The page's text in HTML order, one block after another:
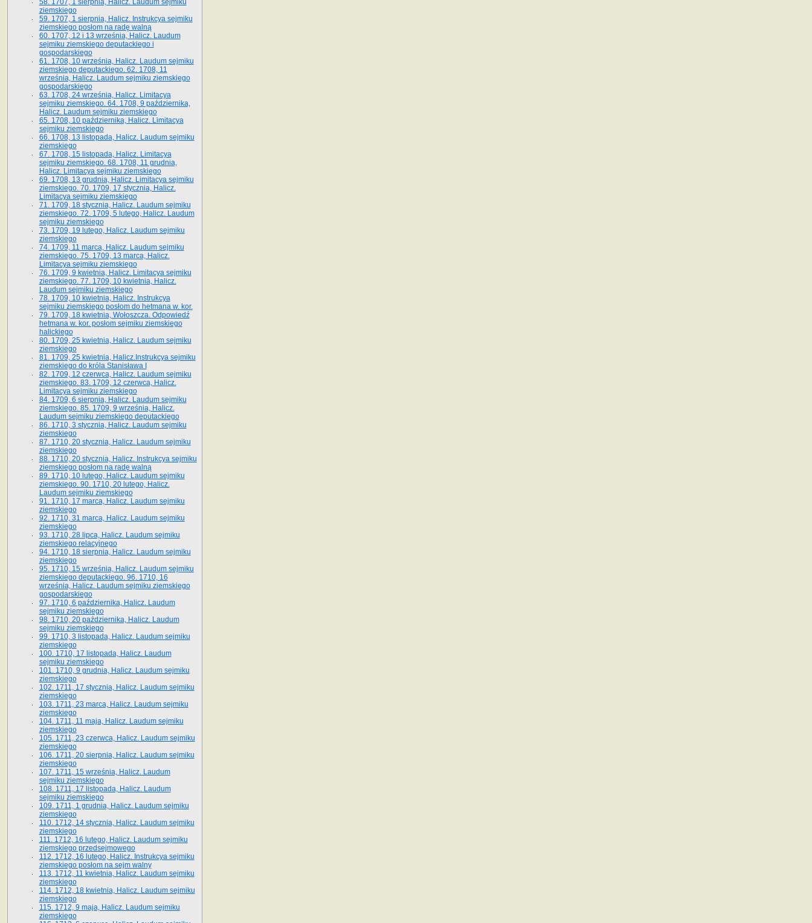
58. 1707, 1 sierpnia, Halicz. Laudum sejmiku
ziemskiego
59. 1707, 1 sierpnia, Halicz. Instrukcya sejmiku
ziemskiego posłom na radę walną
60. 1707, 12 i 13 września, Halicz. Laudum
sejmiku ziemskiego deputackiego i
gospodarskiego
61. 1708, 10 września, Halicz. Laudum sejmiku
ziemskiego deputackiego. 62. 1708, 11
września, Halicz. Laudum sejmiku ziemskiego
gospodarskiego
63. 1708, 24 września, Halicz. Limitacya
sejmiku ziemskiego. 64. 1708, 9 października,
Halicz. Laudum sejmiku ziemskiego
65­. 1708, 10 października, Halicz. Limitacya
sejmiku ziemskiego
66. 1708, 13 listopada, Halicz. Laudum sejmiku
ziemskiego
67. 1708, 15 listopada, Halicz. Limitacya
sejmiku ziemskiego. 68. 1708, 11 grudnia,
Halicz. Limitacya sejmiku ziemskiego
69. 1708, 13 grudnia, Halicz. Limitacya sejmiku
ziemskiego. 70. 1709, 17 stycznia, Halicz.
Limitacya sejmiku ziemskiego
71. 1709, 18 stycznia, Halicz. Laudum sejmiku
ziemskiego. 72. 1709, 5 lutego, Halicz. Laudum
sejmiku ziemskiego
73. 1709, 19 lutego, Halicz. Laudum sejmiku
ziemskiego
74. 1709, 11 marca, Halicz. Laudum sejmiku
ziemskiego. 75. 1709, 13 marca, Halicz.
Limitacya sejmiku ziemskiego
76. 1709, 9 kwietnia, Halicz. Limitacya sejmiku
ziemskiego. 77. 1709, 10 kwietnia, Halicz.
Laudum sejmiku ziemskiego
78. 1709, 10 kwietnia, Halicz. Instrukcya
sejmiku ziemskiego posłom do hetmana w. kor.
79. 1709, 18 kwietnia, Wołoszcza. Odpowiedź
hetmana w. kor. posłom sejmiku ziemskiego
halickiego
80. 1709, 25 kwietnia, Halicz. Laudum sejmiku
ziemskiego
81. 1709, 25 kwietnia, Halicz.Instrukcya sejmiku
ziemskiego do króla Stanisława I
82. 1709, 12 czerwca, Halicz. Laudum sejmiku
ziemskiego. 83. 1709, 12 czerwca, Halicz.
Limitacya sejmiku ziemskiego
84. 1709, 6 sierpnia, Halicz. Laudum sejmiku
ziemskiego. 85. 1709, 9 września, Halicz.
Laudum sejmiku ziemskiego deputackiego
86. 1710, 3 stycznia, Halicz. Laudum sejmiku
ziemskiego
87. 1710, 20 stycznia, Halicz. Laudum sejmiku
ziemskiego
88. 1710, 20 stycznia, Halicz. Instrukcya sejmiku
ziemskiego posłom na radę walną
89. 1710, 10 lutego, Halicz. Laudum sejmiku
ziemskiego. 90. 1710, 20 lutego, Halicz.
Laudum sejmiku ziemskiego
91. 1710, 17 marca, Halicz. Laudum sejmiku
ziemskiego
92. 1710, 31 marca, Halicz. Laudum sejmiku
ziemskiego
93. 1710, 28 lipca, Halicz. Laudum sejmiku
ziemskiego relacyjnego
94. 1710, 18 sierpnia, Halicz. Laudum sejmiku
ziemskiego
95. 1710, 15 września, Halicz. Laudum sejmiku
ziemskiego deputackiego. 96. 1710, 16
września, Halicz. Laudum sejmiku ziemskiego
gospodarskiego
97. 1710, 6 października, Halicz. Laudum
sejmiku ziemskiego
98. 1710, 20 października, Halicz. Laudum
sejmiku ziemskiego
99. 1710, 3 listopada, Halicz. Laudum sejmiku
ziemskiego
100. 1710, 17 listopada, Halicz. Laudum
sejmiku ziemskiego
101. 1710, 9 grudnia, Halicz. Laudum sejmiku
ziemskiego
102. 1711, 17 stycznia, Halicz. Laudum sejmiku
ziemskiego
103. 1711, 23 marca, Halicz. Laudum sejmiku
ziemskiego
104. 1711, 11 maja, Halicz. Laudum sejmiku
ziemskiego
105. 1711, 23 czerwca, Halicz. Laudum sejmiku
ziemskiego
106. 1711, 20 sierpnia, Halicz. Laudum sejmiku
ziemskiego
107. 1711, 15 września, Halicz. Laudum
sejmiku ziemskiego
108. 1711, 17 listopada, Halicz. Laudum
sejmiku ziemskiego
109. 1711, 1 grudnia, Halicz. Laudum sejmiku
ziemskiego
110. 1712, 14 stycznia, Halicz. Laudum sejmiku
ziemskiego
111. 1712, 16 lutego, Halicz. Laudum sejmiku
ziemskiego przedsejmowego
112. 1712, 16 lutego, Halicz. Instrukcya sejmiku
ziemskiego posłom na sejm walny
113. 1712, 11 kwietnia, Halicz. Laudum sejmiku
ziemskiego
114. 1712, 18 kwietnia, Halicz. Laudum sejmiku
ziemskiego
115. 1712, 9 maja, Halicz. Laudum sejmiku
ziemskiego